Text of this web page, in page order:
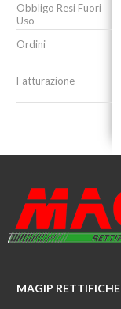
Obbligo Resi Fuori
Uso
Ordini
Fatturazione
MAGIP RETTIFICHE